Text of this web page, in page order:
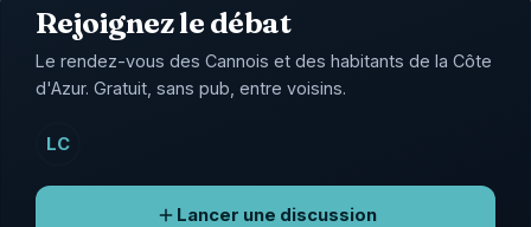
Rejoignez le débat
Le rendez-vous des Cannois et des habitants de la Côte
d'Azur. Gratuit, sans pub, entre voisins.
LC
Lancer une discussion